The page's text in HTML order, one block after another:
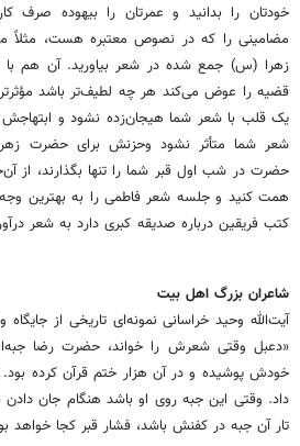
خودتان را بدانید و ‏عمرتان را بیهوده صرف
مضامینی را که در نصوص معتبره هست،
زهرا (س) جمع شده در شعر بیاورید. آن هم با
قضیه را عوض می‌کند هر چه لطیف‌تر باشد
یک قلب با شعر شما ‏هیجان‌زده نشود و ابتهاجش
شعر شما متأثر نشود وحزنش برای حضرت
حضرت در شب اول قبر شما را تنها بگذارند، از
همت کنید و جلسه شعر فاطمی را به بهترین وجه
کتب فریقین درباره ‏صدیقه کبری دارد به شعر
شاعران بزرگ اهل بیت
آیت‌الله وحید خراسانی نمونه‌ای تاریخی از
«دعبل وقتی شعرش را ‏خواند، حضرت رضا
خودش پوشیده و در آن هزار ختم قرآن کرده بود.
داد. وقتی این جبه روی او باشد هنگام جان
تار آن جبه در کفنش باشد، فشار قبر کجا خواهد